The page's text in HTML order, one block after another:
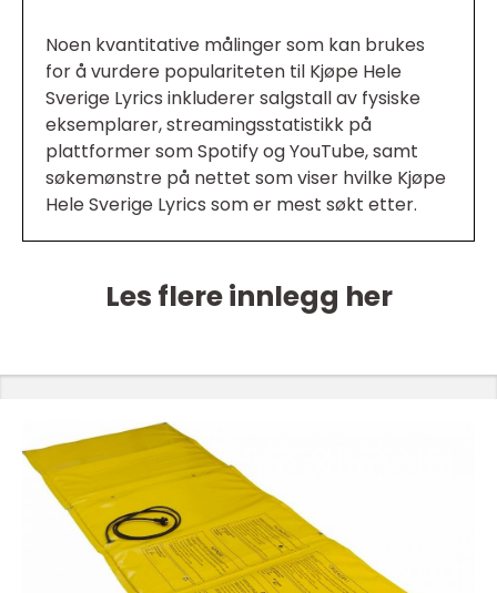
Noen kvantitative målinger som kan brukes
for å vurdere populariteten til Kjøpe Hele
Sverige Lyrics inkluderer salgstall av fysiske
eksemplarer, streamingsstatistikk på
plattformer som Spotify og YouTube, samt
søkemønstre på nettet som viser hvilke Kjøpe
Hele Sverige Lyrics som er mest søkt etter.
Les flere innlegg her